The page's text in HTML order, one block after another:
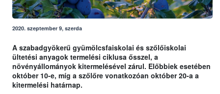
2020. szeptember 9, szerda
A szabadgyökerű gyümölcsfaiskolai és szőlőiskolai
ültetési anyagok termelési ciklusa ősszel, a
növényállományok kitermelésével zárul. Előbbiek esetében
október 10-e, míg a szőlőre vonatkozóan október 20-a a
kitermelési határnap.